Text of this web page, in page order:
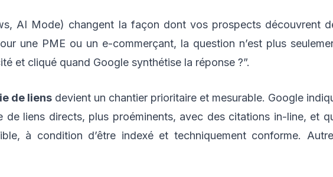
AI Mode) changent la façon dont vos prospects découvrent
une PME ou un e-commerçant, la question n’est plus
et cliqué quand Google synthétise la réponse ?”.
de liens devient un chantier prioritaire et mesurable. Google
de liens directs, plus proéminents, avec des citations in-line, et
à condition d’être indexé et techniquement conforme.